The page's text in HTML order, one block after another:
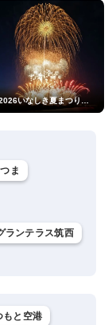
ま
ランテラス筑西
もと空港